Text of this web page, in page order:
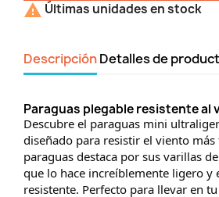
 Últimas unidades en stock
DescripciónDetalles de
Paraguas plegable resistente al
Descubre el paraguas mini
diseñado para resistir el viento más
paraguas destaca por sus varillas
que lo hace increíblemente ligero y
resistente. Perfecto para llevar en